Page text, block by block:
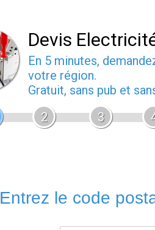
Devis
En 5 minutes,
votre région.
Gratuit, sans pub et
2 3
Entrez le code